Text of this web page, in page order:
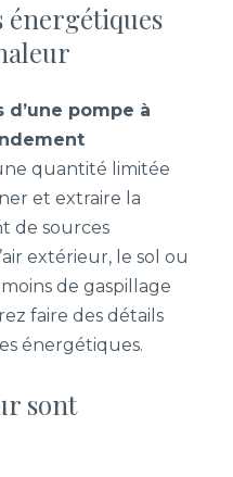
énergétiques
pompe à
quantité limitée
et extraire la
de sources
extérieur, le sol ou
moins de gaspillage
faire des détails
énergétiques.
sont